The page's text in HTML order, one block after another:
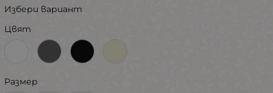
Избери вариант
Цвят
Размер